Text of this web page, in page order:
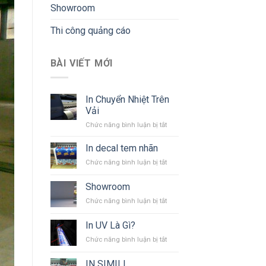
Showroom
Thi công quảng cáo
BÀI VIẾT MỚI
In Chuyển Nhiệt Trên
Vải
Chức năng bình luận bị tắtở
Trên
In decal tem nhãn
Chức năng bình luận bị tắtở
nhãn
Showroom
Chức năng bình luận bị tắtở
In UV Là Gì?
Chức năng bình luận bị tắtở